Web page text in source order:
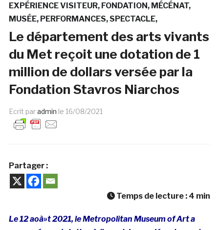
EXPÉRIENCE VISITEUR FONDATION MÉCÉNAT
MUSÉE PERFORMANCES SPECTACLE
Le département des arts vivants
du Met reçoit une dotation de 1
million de dollars versée par la
Fondation Stavros Niarchos
Ecrit paradmin le 16/08/2021
Partager :
Temps de lecture : 4 min
Le 12 aoà»t 2021, le Metropolitan Museum of Art a